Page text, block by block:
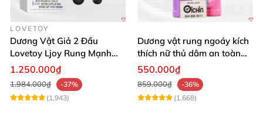
LOVETOY
Dương Vật Giả 2 Đầu
Lovetoy Ljoy Rung Mạnh
ĐKTX Hút Sâu
1.250.000₫
1.984.000₫
-37%
(1,943)
Dương vật rung ngoáy kích
thích nữ thủ dâm an toàn
cao cấp
550.000₫
859.000₫
-36%
(1,668)